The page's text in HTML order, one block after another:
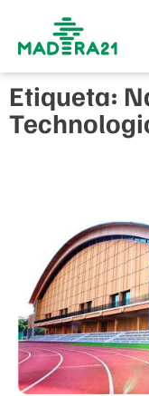
Etiqueta: